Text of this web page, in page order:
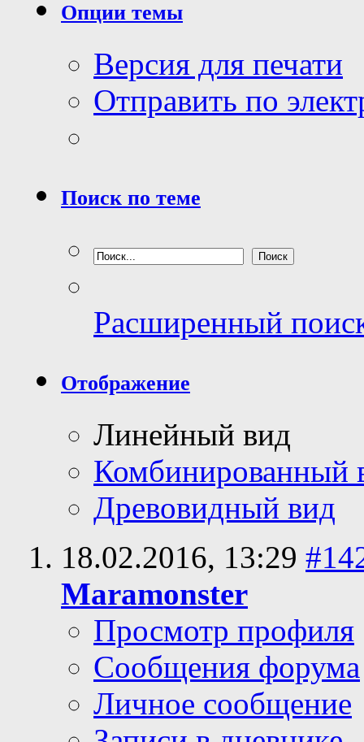
Опции темы
Версия для печати
Отправить по
Поиск по теме
Расширенный
Отображение
Линейный вид
Комбинированный
Древовидный вид
18.02.2016, 13:29
Maramonster
Просмотр профиля
Сообщения форума
Личное сообщение